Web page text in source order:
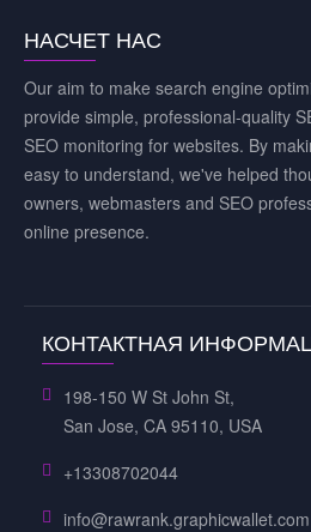
НАСЧЕТ НАС
Our aim to make search engine
provide simple, professional-quality
SEO monitoring for websites. By
easy to understand, we've helped
owners, webmasters and SEO
online presence.
КОНТАКТНАЯ
198-150 W St John St,
San Jose, CA 95110, USA
+13308702044
info@rawrank.graphicwallet.com